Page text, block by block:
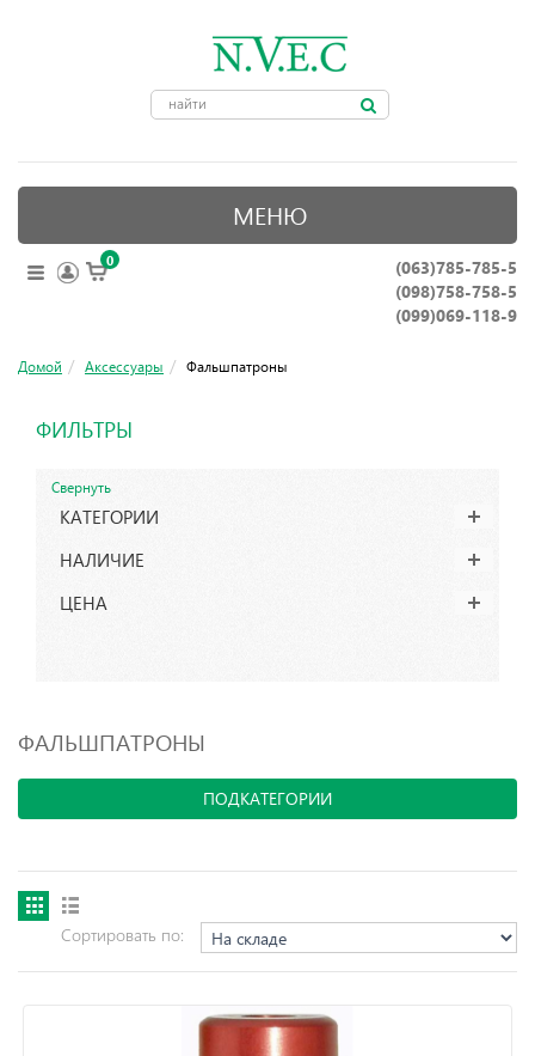
МЕНЮ
ОПТИЧЕСКИЕ ПРИБОРЫ
ПРИНАДЛЕЖНОСТИ ДЛЯ ОХОТЫ
0
(063)785-785-5
(098)758-758-5
(099)069-118-9
Домой Аксессуары Фальшпатроны
ФИЛЬТРЫ
Свернуть
КАТЕГОРИИ
НАЛИЧИЕ
ЦЕНА
ФАЛЬШПАТРОНЫ
ПОДКАТЕГОРИИ
Сортировать по: